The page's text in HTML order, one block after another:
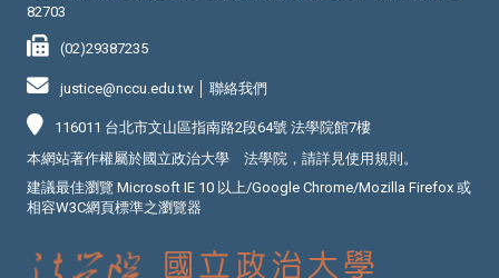
82703
(02)29387235
justice@nccu.edu.tw │聯絡我們
116011 台北市文山區指南路2段64號 法學院館7樓
本網站著作權屬於國立政治大學 法學院，請詳見使用規則 。
建議最佳瀏覽 Microsoft IE 10 以上/Google Chrome/Mozilla Firefox 或
相容W3C網頁標準之瀏覽器